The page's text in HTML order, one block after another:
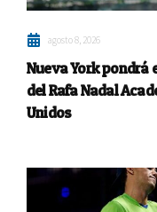
agosto 8, 2026
Nueva York pondrá
del Rafa Nadal
Unidos